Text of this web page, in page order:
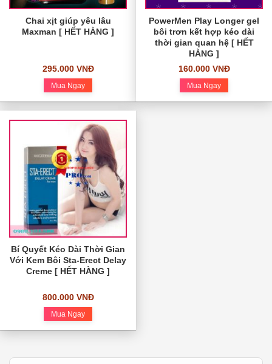
Chai xịt giúp yêu lâu
Maxman [ HẾT HÀNG ]
295.000 VNĐ
Mua Ngay
PowerMen Play Longer gel
bôi trơn kết hợp kéo dài
thời gian quan hệ [ HẾT
HÀNG ]
160.000 VNĐ
Mua Ngay
Bí Quyết Kéo Dài Thời Gian
Với Kem Bôi Sta-Erect Delay
Creme [ HẾT HÀNG ]
800.000 VNĐ
Mua Ngay